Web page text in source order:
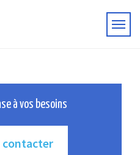
à vos besoins
contacter